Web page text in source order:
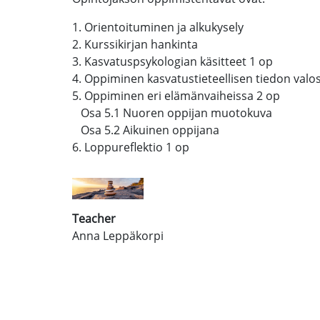
1. Orientoituminen ja alkukysely
2. Kurssikirjan hankinta
3. Kasvatuspsykologian käsitteet 1 op
4. Oppiminen kasvatustieteellisen tiedon
5. Oppiminen eri elämänvaiheissa 2 op
Osa 5.1 Nuoren oppijan muotokuva
Osa 5.2 Aikuinen oppijana
6. Loppureflektio 1 op
Teacher
Anna Leppäkorpi